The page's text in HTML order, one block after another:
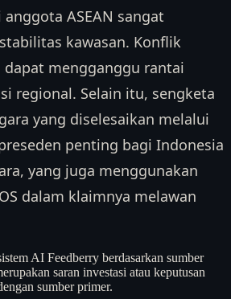
ASEAN sangat
kawasan. Konflik
dapat mengganggu rantai
regional. Selain itu, sengketa
yang diselesaikan melalui
penting bagi Indonesia
yang juga menggunakan
dalam klaimnya melawan
AI Feedberry berdasarkan sumber
saran investasi atau keputusan
sumber primer.